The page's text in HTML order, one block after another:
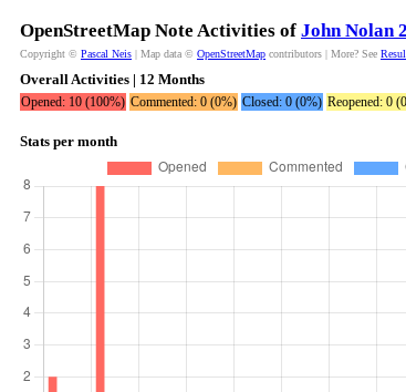
OpenStreetMap Note Activities of John Nolan 2
Copyright © Pascal Neis | Map data © OpenStreetMap contributors | More? See
Overall Activities | 12 Months
Opened: 10 (100%) Commented: 0 (0%) Closed: 0 (0%) Reopened: 0
Stats per month